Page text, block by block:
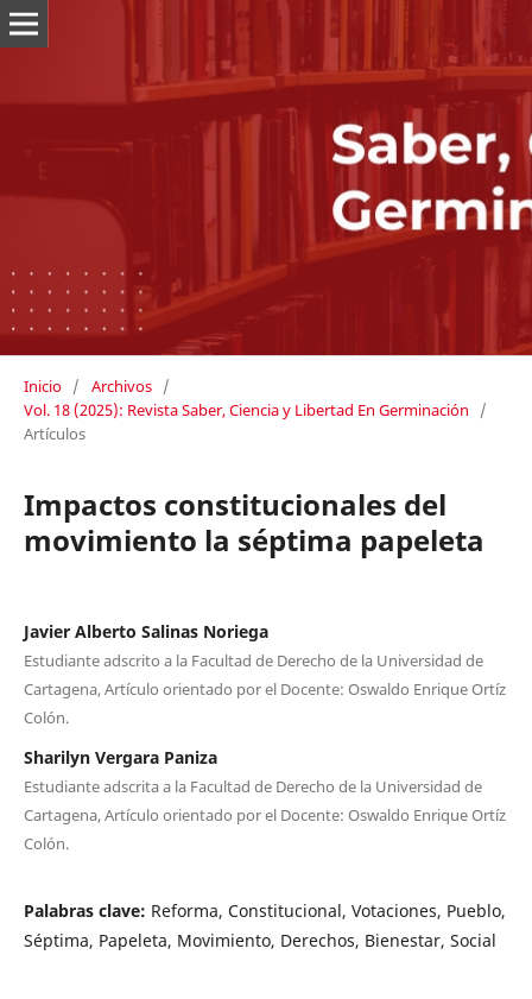
Inicio / Archivos /
Vol. 18 (2025): Revista Saber, Ciencia y Libertad En Germinación
/
Artículos
Impactos constitucionales del
movimiento la séptima papeleta
Javier Alberto Salinas Noriega
Estudiante adscrito a la Facultad de Derecho de la Universidad de
Cartagena, Artículo orientado por el Docente: Oswaldo Enrique Ortíz
Colón.
Sharilyn Vergara Paniza
Estudiante adscrita a la Facultad de Derecho de la Universidad de
Cartagena, Artículo orientado por el Docente: Oswaldo Enrique Ortíz
Colón.
Palabras clave: Reforma, Constitucional, Votaciones, Pueblo,
Séptima, Papeleta, Movimiento, Derechos, Bienestar, Social